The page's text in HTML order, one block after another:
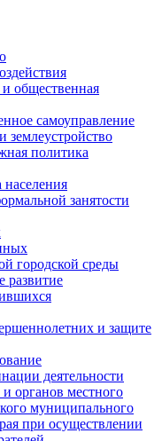
общественная
самоуправление
политика
населения
занятости
городской среды
развитие
и защите
деятельности
органов местного
муниципального
при осуществлении